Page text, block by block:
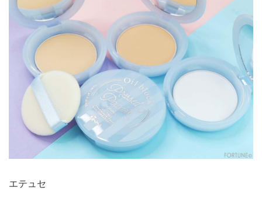
エテュセ